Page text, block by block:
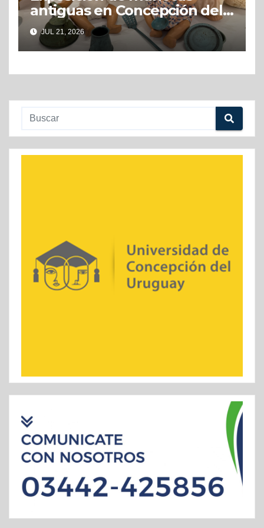
antiguas en Concepción del
Uruguay
JUL 21, 2026